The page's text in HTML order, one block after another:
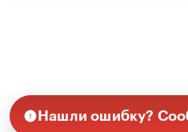
Нашли ошибку?